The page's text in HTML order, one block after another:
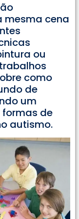
mesma cena
ou
como
de
um
de
autismo.